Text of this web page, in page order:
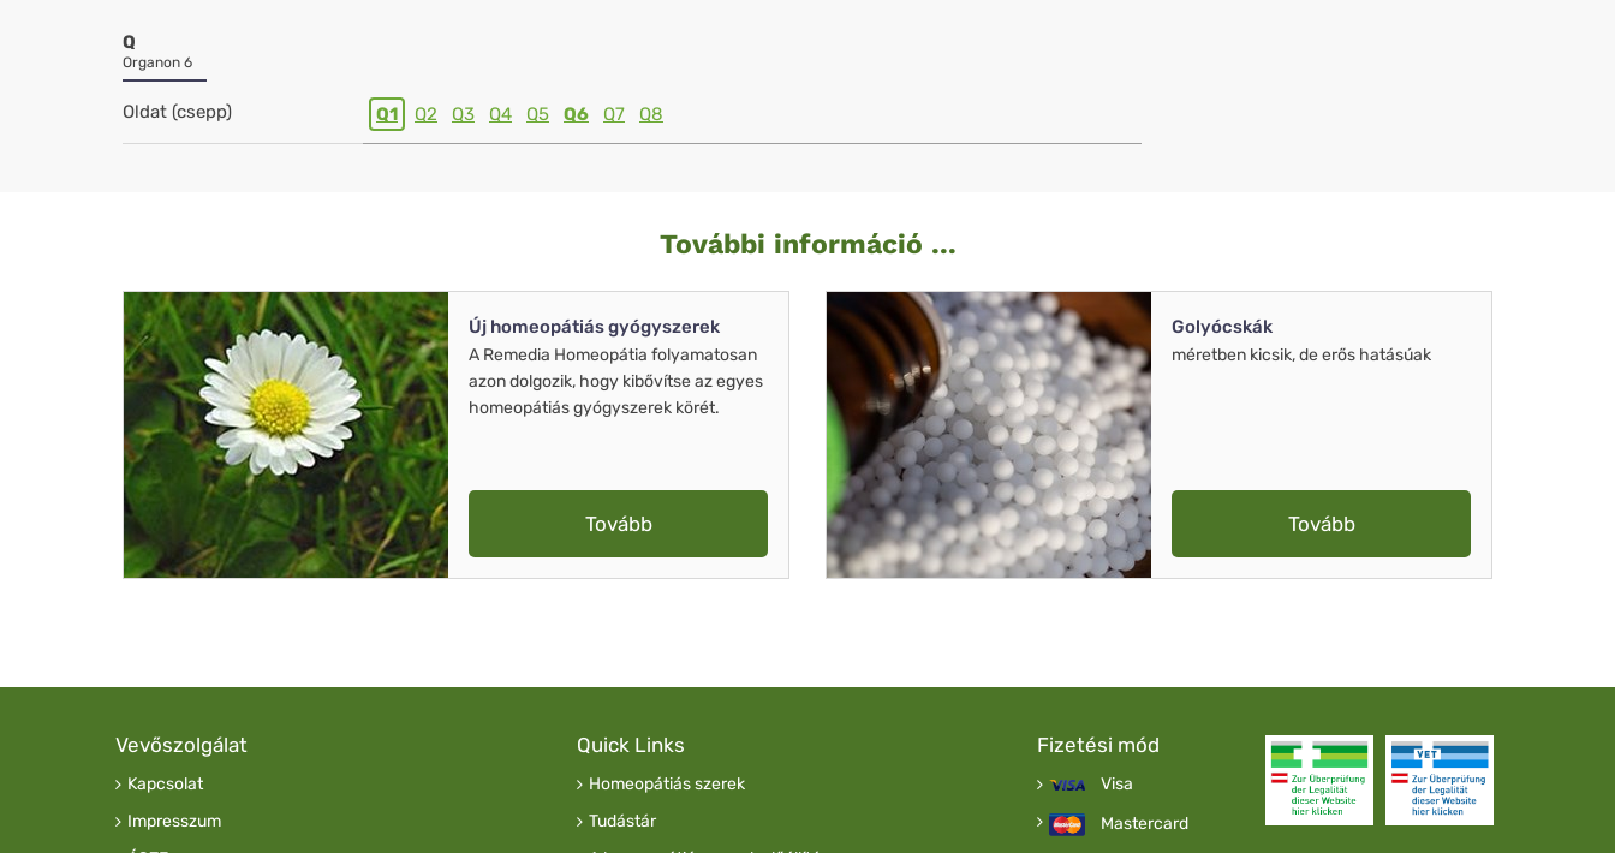
Q
Organon 6
Oldat (csepp) Q1 Q2 Q3 Q4 Q5 Q6 Q7 Q8
További információ ...
Új homeopátiás gyógyszerek
A Remedia Homeopátia folyamatosan
azon dolgozik, hogy kibővítse az egyes
homeopátiás gyógyszerek körét.
Tovább
Golyócskák
méretben kicsik, de erős hatásúak
Tovább
Vevőszolgálat
Kapcsolat
Impresszum
Quick Links
Homeopátiás szerek
Tudástár
Fizetési mód
Visa
Mastercard